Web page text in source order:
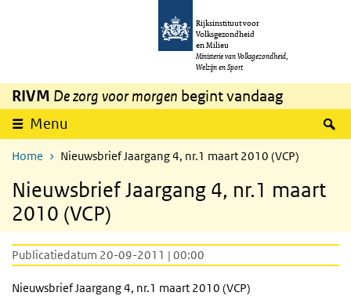
Overslaan en naar de inhoud gaan
Rijksinstituut voor
Volksgezondheid
en Milieu
Ministerie van Volksgezondheid,
Welzijn en Sport
RIVM De zorg voor morgen begint vandaag
Menu
Home Nieuwsbrief Jaargang 4, nr.1 maart 2010 (VCP)
Nieuwsbrief Jaargang 4, nr.1 maart
2010 (VCP)
Publicatiedatum 20-09-2011 | 00:00
Nieuwsbrief Jaargang 4, nr.1 maart 2010 (VCP)